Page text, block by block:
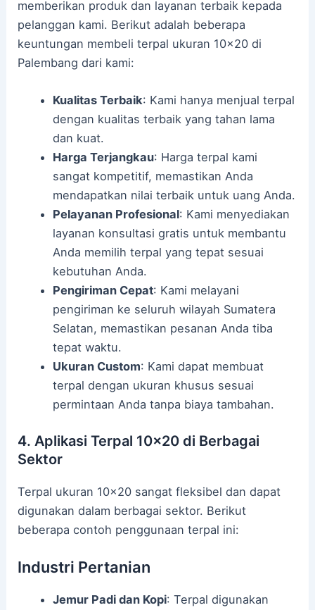
memberikan produk dan layanan terbaik kepada
pelanggan kami. Berikut adalah beberapa
keuntungan membeli terpal ukuran 10×20 di
Palembang dari kami:
Kualitas Terbaik: Kami hanya menjual terpal
dengan kualitas terbaik yang tahan lama
dan kuat.
Harga Terjangkau: Harga terpal kami
sangat kompetitif, memastikan Anda
mendapatkan nilai terbaik untuk uang Anda.
Pelayanan Profesional: Kami menyediakan
layanan konsultasi gratis untuk membantu
Anda memilih terpal yang tepat sesuai
kebutuhan Anda.
Pengiriman Cepat: Kami melayani
pengiriman ke seluruh wilayah Sumatera
Selatan, memastikan pesanan Anda tiba
tepat waktu.
Ukuran Custom: Kami dapat membuat
terpal dengan ukuran khusus sesuai
permintaan Anda tanpa biaya tambahan.
4. Aplikasi Terpal 10×20 di Berbagai
Sektor
Terpal ukuran 10×20 sangat fleksibel dan dapat
digunakan dalam berbagai sektor. Berikut
beberapa contoh penggunaan terpal ini:
Industri Pertanian
Jemur Padi dan Kopi: Terpal digunakan